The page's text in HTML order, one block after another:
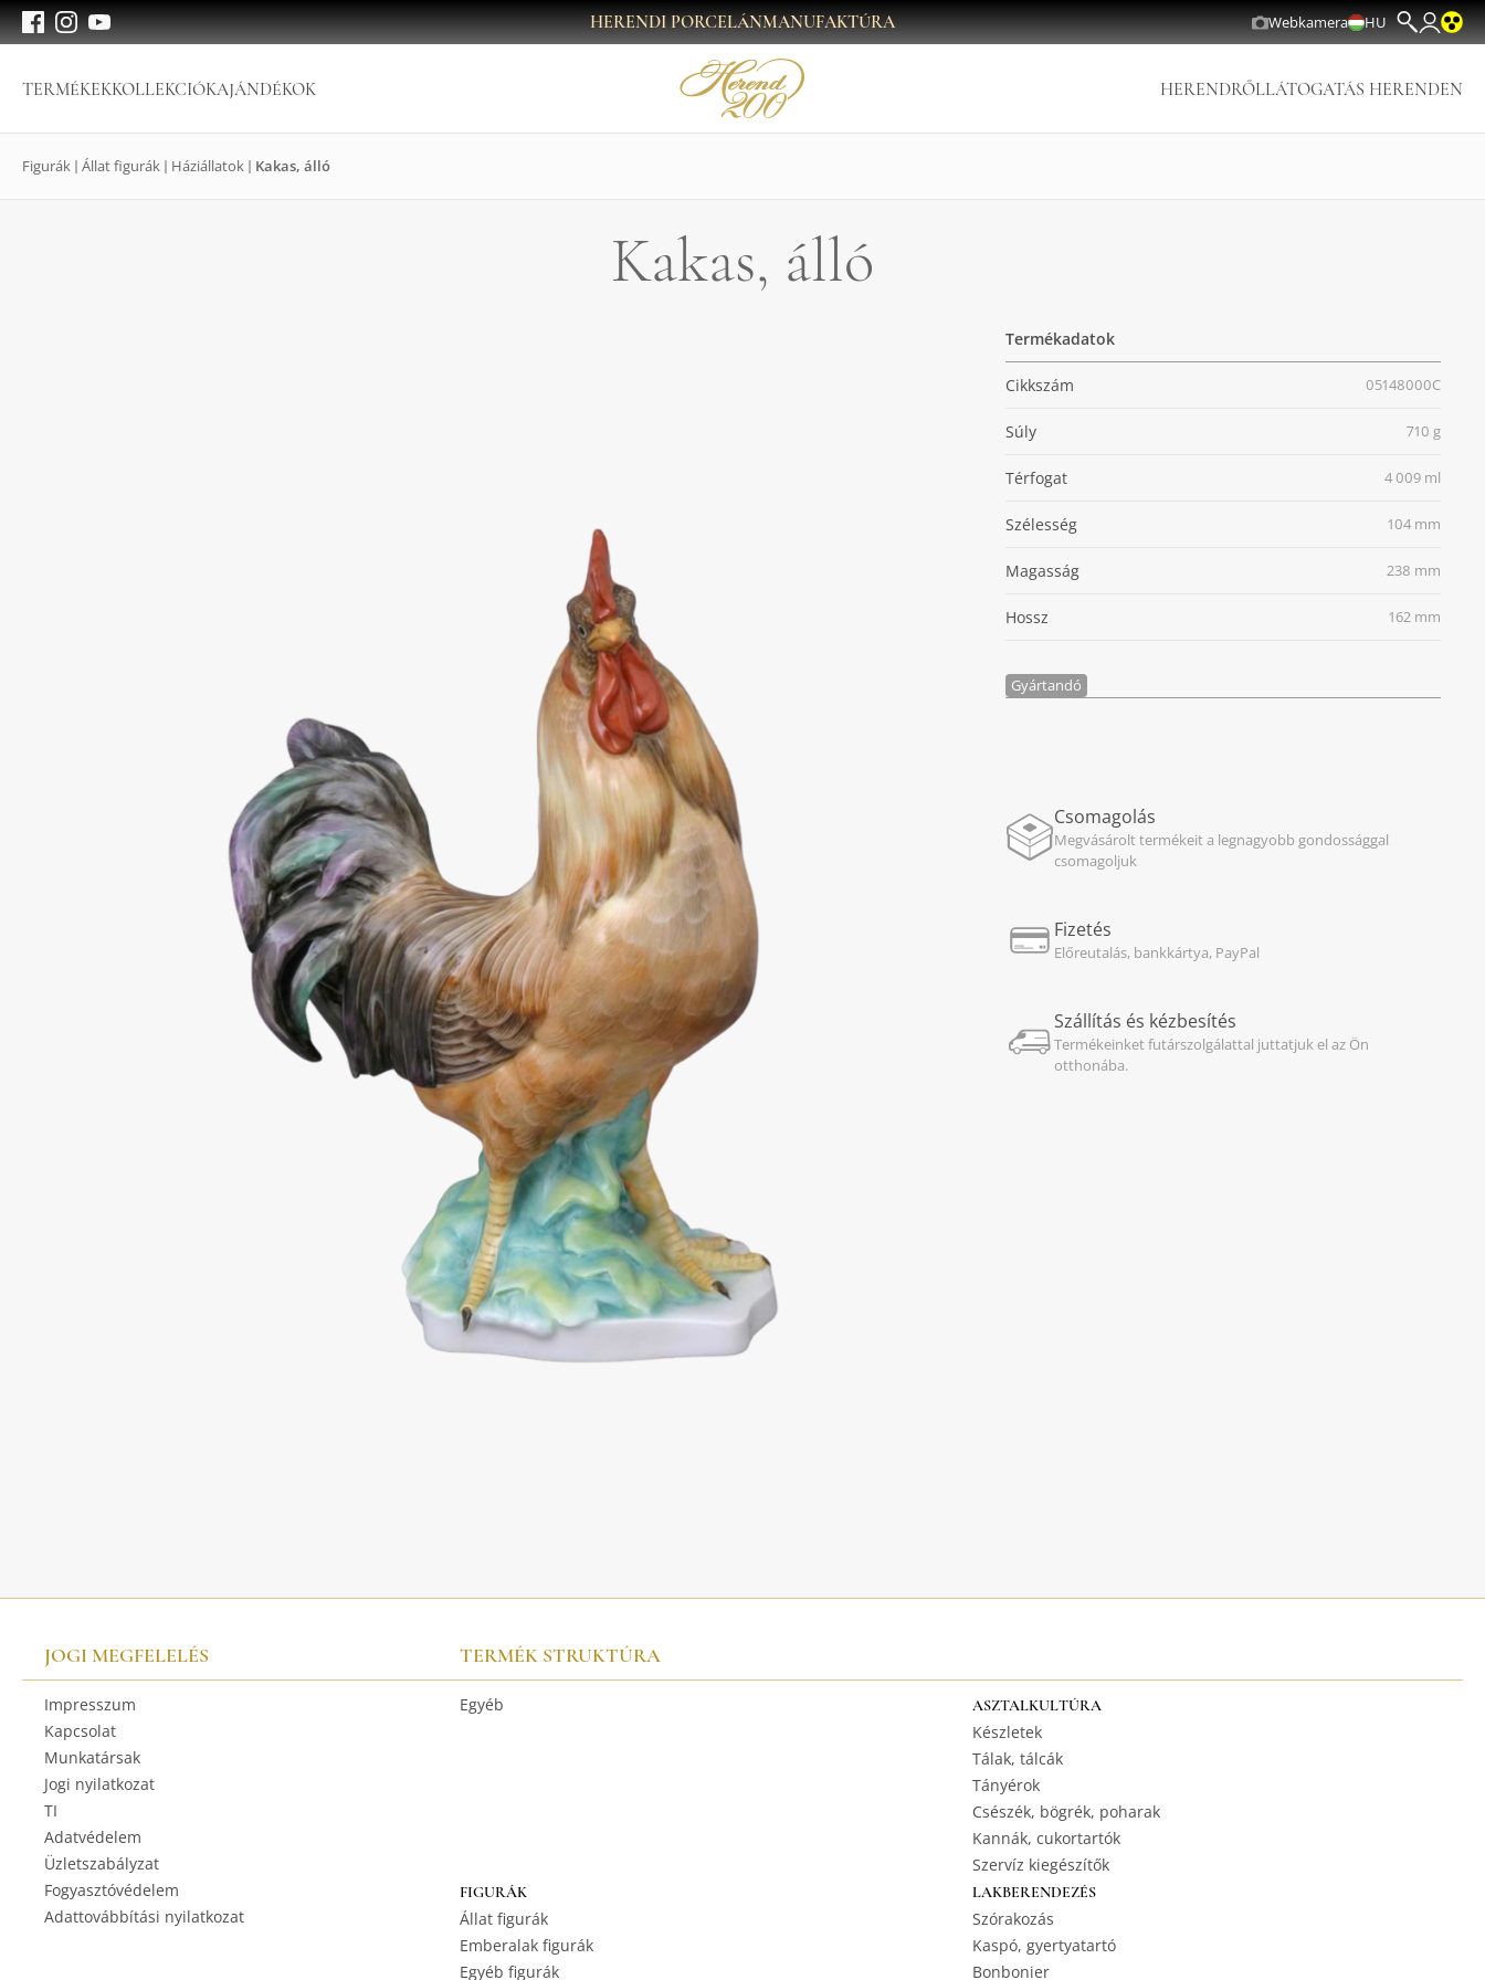
HERENDI PORCELÁNMANUFAKTÚRA Webkamera HU
TERMÉKEKKOLLEKCIÓKAJÁNDÉKOK HERENDRŐLLÁTOGATÁS HERENDEN
Figurák Állat figurák Háziállatok Kakas, álló
Kakas, álló
Termékadatok
Cikkszám 05148000C
Súly 710 g
Térfogat 4 009 ml
Szélesség 104 mm
Magasság 238 mm
Hossz 162 mm
Gyártandó
Csomagolás
Megvásárolt termékeit a legnagyobb gondossággal
csomagoljuk
Fizetés
Előreutalás, bankkártya, PayPal
Szállítás és kézbesítés
Termékeinket futárszolgálattal juttatjuk el az Ön
otthonába.
JOGI MEGFELELÉS
Impresszum
Kapcsolat
Munkatársak
Jogi nyilatkozat
TI
Adatvédelem
Üzletszabályzat
Fogyasztóvédelem
Adattovábbítási nyilatkozat
TERMÉK STRUKTÚRA
Egyéb ASZTALKULTÚRA
Készletek
Tálak, tálcák
Tányérok
Csészék, bögrék, poharak
Kannák, cukortartók
Szervíz kiegészítők
FIGURÁK
Állat figurák
Emberalak figurák
Egyéb figurák
LAKBERENDEZÉS
Szórakozás
Kaspó, gyertyatartó
Bonbonier